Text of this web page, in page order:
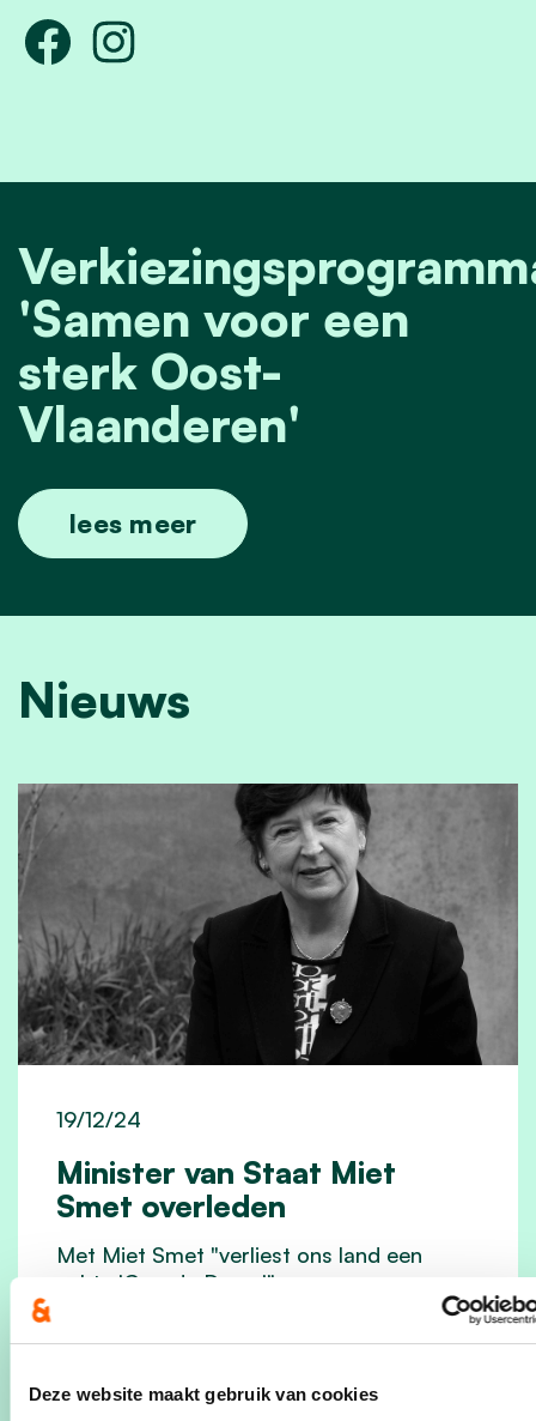
Deze website maakt gebruik van cookies
'Samen voor een
sterk Oost-
Vlaanderen'
lees meer
Nieuws
Minister van Staat Miet
Smet overleden
19/12/24
Met Miet Smet "verliest ons land een
echte 'Grande Dame'".